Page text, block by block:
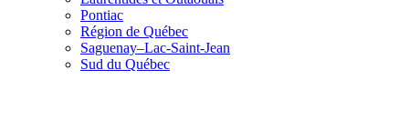
Pontiac
Région de Québec
Saguenay–Lac-Saint-Jean
Sud du Québec